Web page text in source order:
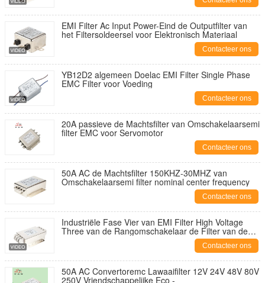
EMI Filter Ac Input Power-Eind de Outputfilter van
het Filtersoldeersel voor Elektronisch Materiaal
Contacteer ons
YB12D2 algemeen Doelac EMI Filter Single Phase
EMC Filter voor Voeding
Contacteer ons
20A passieve de Machtsfilter van Omschakelaarsemi
filter EMC voor Servomotor
Contacteer ons
50A AC de Machtsfilter 150KHZ-30MHZ van
Omschakelaarsemi filter nominal center frequency
Contacteer ons
Industriële Fase Vier van EMI Filter High Voltage
Three van de Rangomschakelaar de Filter van de
Contacteer ons
50A AC Convertoremc Lawaaifilter 12V 24V 48V 80V
250V Vriendschappelijke Eco -